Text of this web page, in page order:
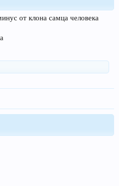
от клона самца человека